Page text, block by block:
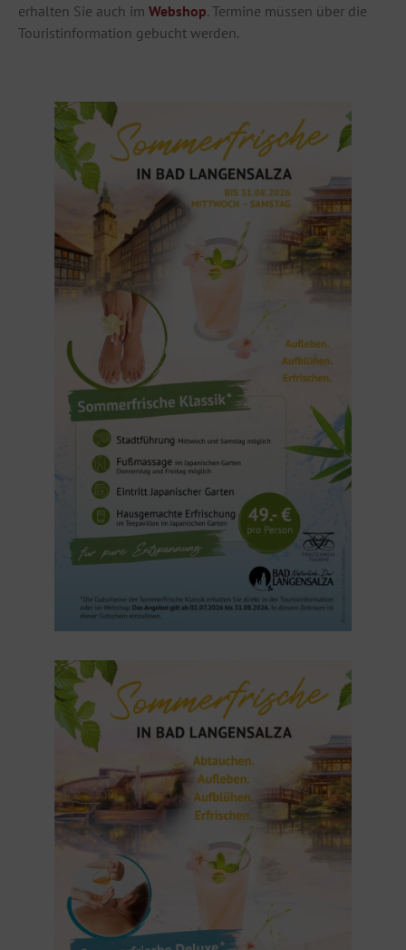
erhalten Sie auch im Webshop. Termine müssen über die
Touristinformation gebucht werden.